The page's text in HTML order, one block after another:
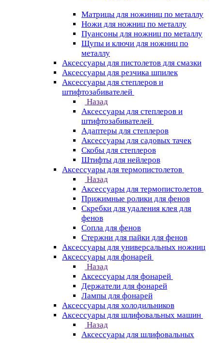
Матрицы для ножиниц по металлу
Ножи для ножниц по металлу
Пуансоны для ножниц по металлу
Щупы и ключи для ножниц по
металлу
Аксессуары для пистолетов для смазки
Аксессуары для резчика шпилек
Аксессуары для степлеров и
штифтозабивателей
Назад
Аксессуары для степлеров и
штифтозабивателей
Адаптеры для степлеров
Аксессуары для садовых тачек
Скобы для степлеров
Штифты для нейлеров
Аксессуары для термопистолетов
Назад
Аксессуары для термопистолетов
Прижимные ролики для фенов
Скребки для удаления клея для
фенов
Сопла для фенов
Стержни для пайки для фенов
Аксессуары для универсальных ножниц
Аксессуары для фонарей
Назад
Аксессуары для фонарей
Держатели для фонарей
Лампы для фонарей
Аксессуары для холодильников
Аксессуары для шлифовальных машин
Назад
Аксессуары для шлифовальных